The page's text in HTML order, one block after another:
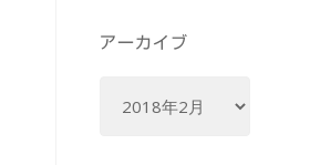
ー
アーカイブ